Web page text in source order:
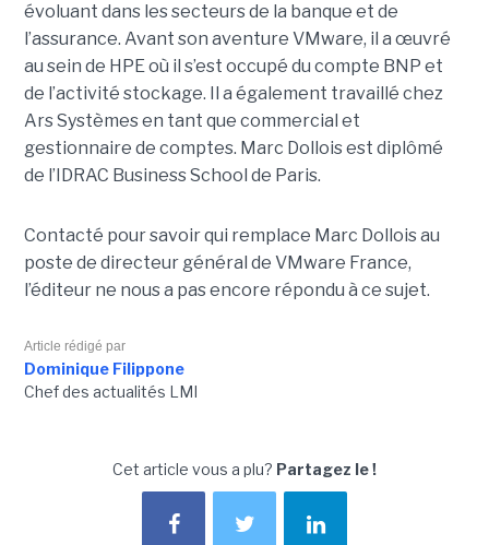
évoluant dans les secteurs de la banque et de
l’assurance. Avant son aventure VMware, il a œuvré
au sein de HPE où il s’est occupé du compte BNP et
de l’activité stockage. Il a également travaillé chez
Ars Systèmes en tant que commercial et
gestionnaire de comptes. Marc Dollois est diplômé
de l’IDRAC Business School de Paris.
Contacté pour savoir qui remplace Marc Dollois au
poste de directeur général de VMware France,
l’éditeur ne nous a pas encore répondu à ce sujet.
Article rédigé par
Dominique Filippone
Chef des actualités LMI
Cet article vous a plu? Partagez le !